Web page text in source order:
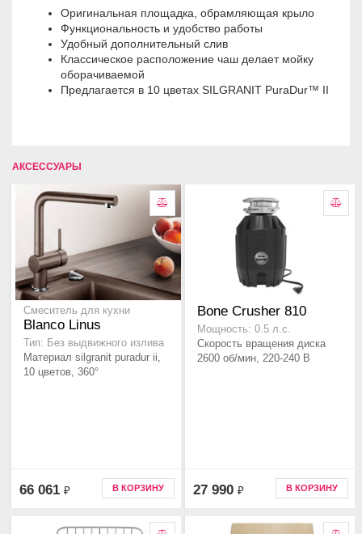
Оригинальная площадка, обрамляющая крыло
Функциональность и удобство работы
Удобный дополнительный слив
Классическое расположение чаш делает мойку
оборачиваемой
Предлагается в 10 цветах SILGRANIT PuraDur™ II
АКСЕССУАРЫ
Смеситель для кухни
Blanco Linus
Тип: Без выдвижного излива
Материал silgranit puradur ii,
10 цветов, 360°
66 061 ₽ В КОРЗИНУ
Bone Crusher 810
Мощность: 0.5 л.с.
Скорость вращения диска
2600 об/мин, 220-240 В
27 990 ₽ В КОРЗИНУ